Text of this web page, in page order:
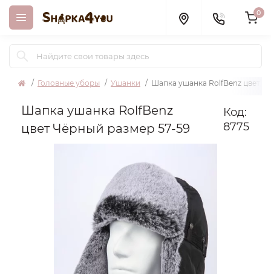
0
Головные уборы Ушанки Шапка ушанка RolfBenz цвет
Шапка ушанка RolfBenz
цвет Чёрный размер 57-59
Код:
8775